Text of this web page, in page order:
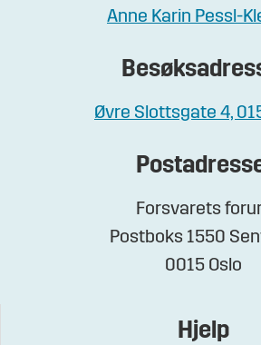
Anne Karin Pessl-
Øvre Slottsgate 4,
Forsvarets
Postboks 1550
0015 Oslo
Hjelp